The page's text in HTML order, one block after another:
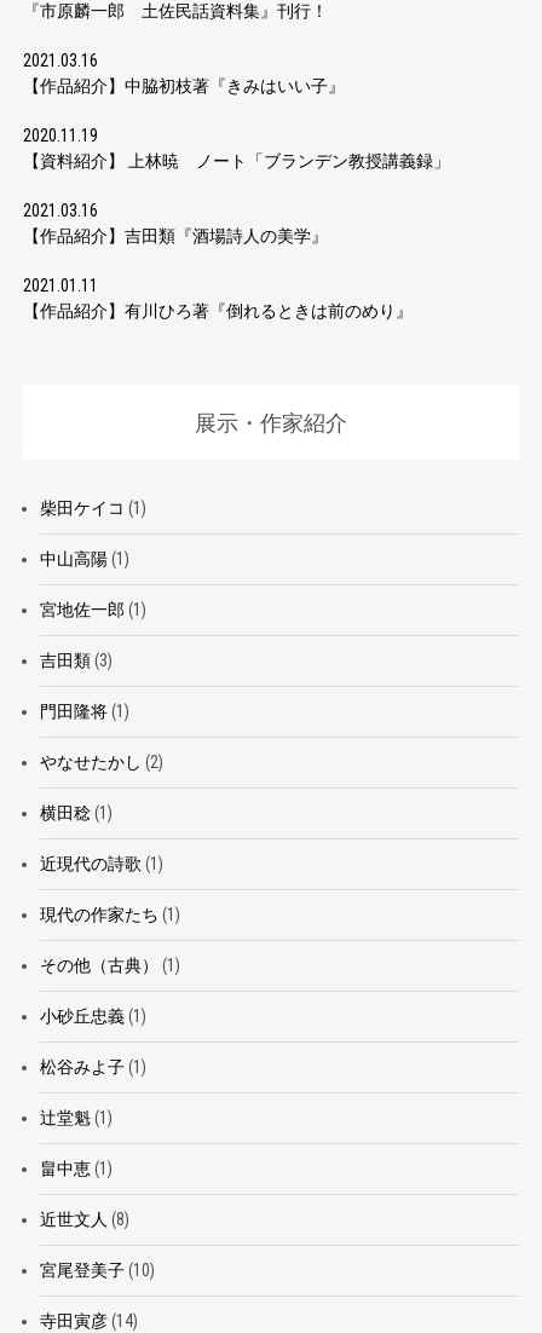
『市原麟一郎 土佐民話資料集』刊行！
2021.03.16
【作品紹介】中脇初枝著『きみはいい子』
2020.11.19
【資料紹介】 上林暁 ノート「ブランデン教授講義録」
2021.03.16
【作品紹介】吉田類『酒場詩人の美学』
2021.01.11
【作品紹介】有川ひろ著『倒れるときは前のめり』
展示・作家紹介
柴田ケイコ (1)
中山高陽(1)
宮地佐一郎 (1)
吉田類(3)
門田隆将(1)
やなせたかし (2)
横田稔(1)
近現代の詩歌 (1)
現代の作家たち (1)
その他（古典） (1)
小砂丘忠義(1)
松谷みよ子(1)
辻堂魁(1)
畠中恵(1)
近世文人 (8)
宮尾登美子(10)
寺田寅彦(14)